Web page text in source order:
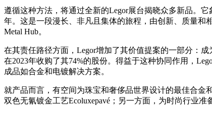
遵循这种方法，将通过全新的Legor展台揭晓众多新品。
年。这是一段漫长、非凡且集体的旅程，由创新、质量和
Metal Hub。
在其责任路径方面，Legor增加了其价值提案的一部分：成
在2023年收购了其74%的股份。得益于这种协同作用，
成品如合金和电镀解决方案。
就产品而言，有空间为珠宝和奢侈品世界设计的最佳合
双色无氰镀金工艺Ecoluxepavé；另一方面，为时尚行业